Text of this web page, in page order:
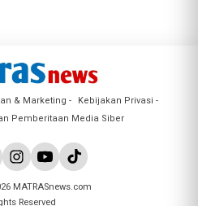
& Marketing
Kebijakan Privasi
Pemberitaan Media Siber
MATRASnews.com
Reserved